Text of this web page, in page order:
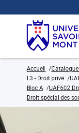
Accueil
L3 - Droit privé
Bloc A
UAF602
Droit spécial des